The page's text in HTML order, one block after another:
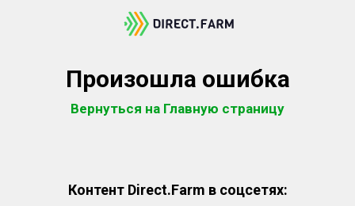
Произошла ошибка
Вернуться на Главную страницу
Контент Direct.Farm в соцсетях: